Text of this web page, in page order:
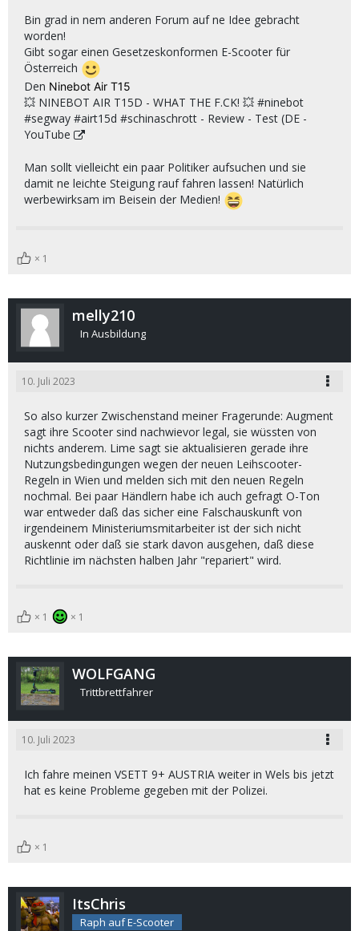
Bin grad in nem anderen Forum auf ne Idee gebracht
worden!
Gibt sogar einen Gesetzeskonformen E-Scooter für
Österreich
Den Ninebot Air T15
💥 NINEBOT AIR T15D - WHAT THE F.CK! 💥 #ninebot
#segway #airt15d #schinaschrott - Review - Test (DE -
YouTube
Man sollt vielleicht ein paar Politiker aufsuchen und sie
damit ne leichte Steigung rauf fahren lassen! Natürlich
werbewirksam im Beisein der Medien!
1
melly210
In Ausbildung
10. Juli 2023
So also kurzer Zwischenstand meiner Fragerunde: Augment
sagt ihre Scooter sind nachwievor legal, sie wüssten von
nichts anderem. Lime sagt sie aktualisieren gerade ihre
Nutzungsbedingungen wegen der neuen Leihscooter-
Regeln in Wien und melden sich mit den neuen Regeln
nochmal. Bei paar Händlern habe ich auch gefragt O-Ton
war entweder daß das sicher eine Falschauskunft von
irgendeinem Ministeriumsmitarbeiter ist der sich nicht
auskennt oder daß sie stark davon ausgehen, daß diese
Richtlinie im nächsten halben Jahr "repariert" wird.
1 1
WOLFGANG
Trittbrettfahrer
10. Juli 2023
Ich fahre meinen VSETT 9+ AUSTRIA weiter in Wels bis jetzt
hat es keine Probleme gegeben mit der Polizei.
1
ItsChris
Raph auf E-Scooter